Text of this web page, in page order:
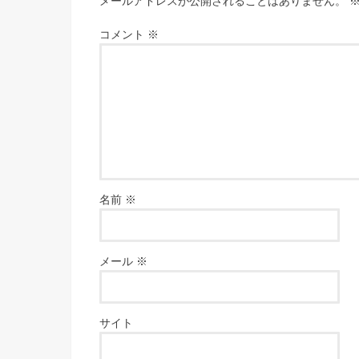
コメント ※
名前 ※
メール ※
サイト